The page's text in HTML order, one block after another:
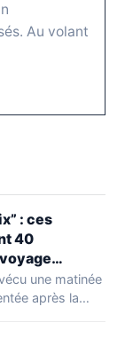
Au volant
: ces
40
ils les
une matinée
après la